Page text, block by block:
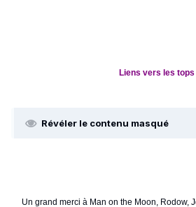
Liens vers les tops
Révéler le contenu masqué
Un grand merci à Man on the Moon, Rodow,